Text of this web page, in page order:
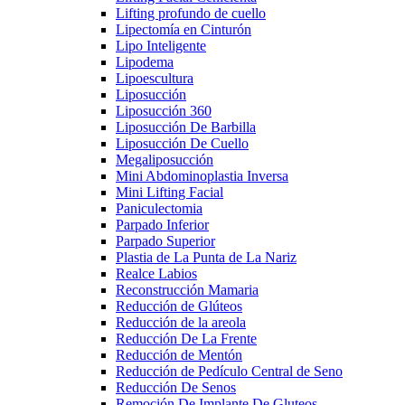
Lifting profundo de cuello
Lipectomía en Cinturón
Lipo Inteligente
Lipodema
Lipoescultura
Liposucción
Liposucción 360
Liposucción De Barbilla
Liposucción De Cuello
Megaliposucción
Mini Abdominoplastia Inversa
Mini Lifting Facial
Paniculectomia
Parpado Inferior
Parpado Superior
Plastia de La Punta de La Nariz
Realce Labios
Reconstrucción Mamaria
Reducción de Glúteos
Reducción de la areola
Reducción De La Frente
Reducción de Mentón
Reducción de Pedículo Central de Seno
Reducción De Senos